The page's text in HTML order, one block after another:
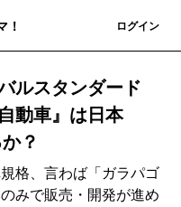
！ ログイン
ルスタンダード
動車』は日本
？
格、言わば「ガラパゴ
みで販売・開発が進め